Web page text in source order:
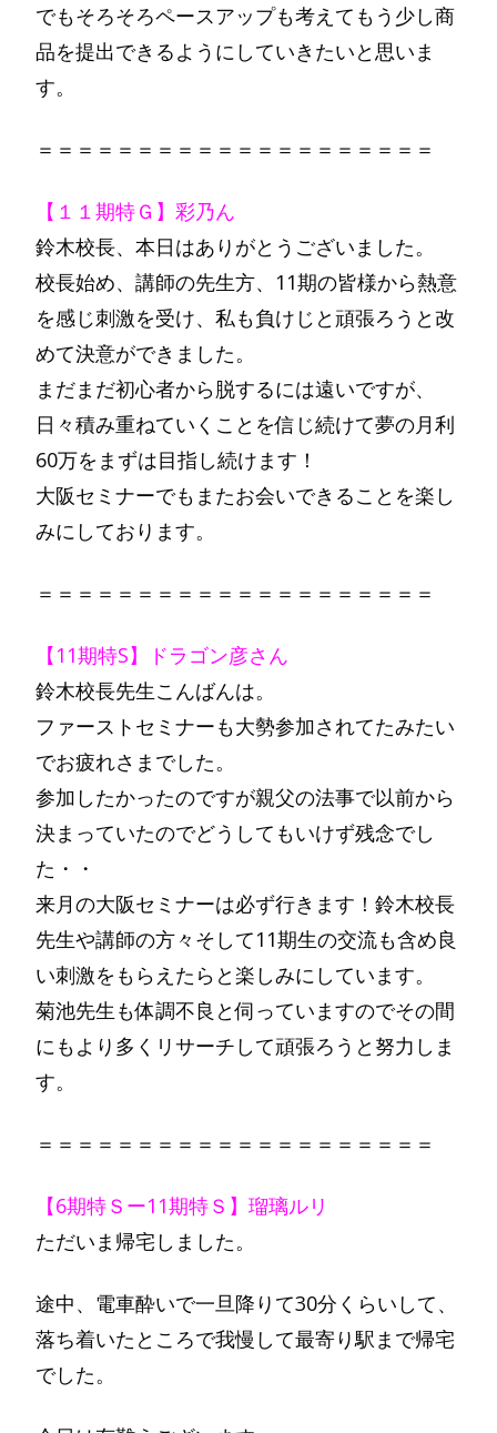
でもそろそろペースアップも考えてもう少し商
品を提出できるようにしていきたいと思いま
す。
＝＝＝＝＝＝＝＝＝＝＝＝＝＝＝＝＝＝＝＝
【１１期特Ｇ】彩乃ん
鈴木校長、本日はありがとうございました。
校長始め、講師の先生方、11期の皆様から熱意
を感じ刺激を受け、私も負けじと頑張ろうと改
めて決意ができました。
まだまだ初心者から脱するには遠いですが、
日々積み重ねていくことを信じ続けて夢の月利
60万をまずは目指し続けます！
大阪セミナーでもまたお会いできることを楽し
みにしております。
＝＝＝＝＝＝＝＝＝＝＝＝＝＝＝＝＝＝＝＝
【11期特S】ドラゴン彦さん
鈴木校長先生こんばんは。
ファーストセミナーも大勢参加されてたみたい
でお疲れさまでした。
参加したかったのですが親父の法事で以前から
決まっていたのでどうしてもいけず残念でし
た・・
来月の大阪セミナーは必ず行きます！鈴木校長
先生や講師の方々そして11期生の交流も含め良
い刺激をもらえたらと楽しみにしています。
菊池先生も体調不良と伺っていますのでその間
にもより多くリサーチして頑張ろうと努力しま
す。
＝＝＝＝＝＝＝＝＝＝＝＝＝＝＝＝＝＝＝＝
【6期特Ｓー11期特Ｓ】瑠璃ルリ
ただいま帰宅しました。
途中、電車酔いで一旦降りて30分くらいして、
落ち着いたところで我慢して最寄り駅まで帰宅
でした。